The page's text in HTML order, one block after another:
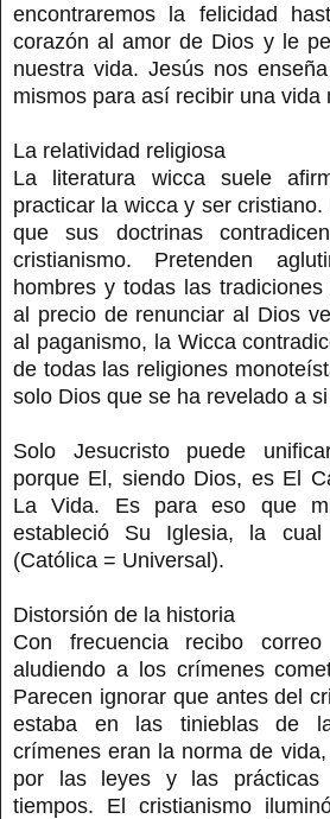
encontraremos la felicidad
corazón al amor de Dios y le
nuestra vida. Jesús nos
mismos para así recibir una vida
La relatividad religiosa
La literatura wicca suele
practicar la wicca y ser
que sus doctrinas
cristianismo. Pretenden
hombres y todas las
al precio de renunciar al Dios
al paganismo, la Wicca
de todas las religiones
solo Dios que se ha revelado a
Solo Jesucristo puede
porque El, siendo Dios, es El
La Vida. Es para eso que
estableció Su Iglesia, la
(Católica = Universal).
Distorsión de la historia
Con frecuencia recibo
aludiendo a los crímenes
Parecen ignorar que antes del
estaba en las tinieblas de
crímenes eran la norma de
por las leyes y las prácticas
tiempos. El cristianismo